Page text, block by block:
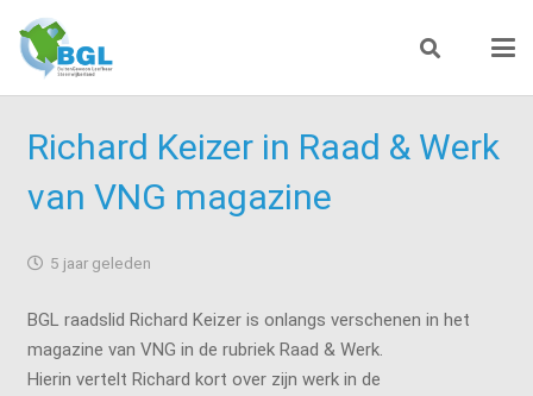
Richard Keizer in Raad & Werk
van VNG magazine
5 jaar geleden
BGL raadslid Richard Keizer is onlangs verschenen in het
magazine van VNG in de rubriek Raad & Werk.
Hierin vertelt Richard kort over zijn werk in de